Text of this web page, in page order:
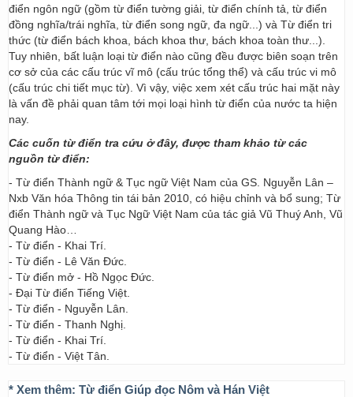
điển ngôn ngữ (gồm từ điển tường giải, từ điển chính tả, từ điển
đồng nghĩa/trái nghĩa, từ điển song ngữ, đa ngữ...) và Từ điển tri
thức (từ điển bách khoa, bách khoa thư, bách khoa toàn thư...).
Tuy nhiên, bất luận loại từ điển nào cũng đều được biên soạn trên
cơ sở của các cấu trúc vĩ mô (cấu trúc tổng thể) và cấu trúc vi mô
(cấu trúc chi tiết mục từ). Vì vậy, việc xem xét cấu trúc hai mặt này
là vấn đề phải quan tâm tới mọi loại hình từ điển của nước ta hiện
nay.
Các cuốn từ điển tra cứu ở đây, được tham khảo từ các
nguồn từ điển:
- Từ điển Thành ngữ & Tục ngữ Việt Nam của GS. Nguyễn Lân –
Nxb Văn hóa Thông tin tái bản 2010, có hiệu chỉnh và bổ sung; Từ
điển Thành ngữ và Tục Ngữ Việt Nam của tác giả Vũ Thuý Anh, Vũ
Quang Hào…
- Từ điển - Khai Trí.
- Từ điển - Lê Văn Đức.
- Từ điển mở - Hồ Ngọc Đức.
- Đại Từ điển Tiếng Việt.
- Từ điển - Nguyễn Lân.
- Từ điển - Thanh Nghị.
- Từ điển - Khai Trí.
- Từ điển - Việt Tân.
* Xem thêm: Từ điển Giúp đọc Nôm và Hán Việt